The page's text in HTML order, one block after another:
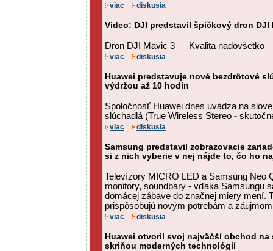
viac diskusia
Video: DJI predstavil špičkový dron DJI
Dron DJI Mavic 3 — Kvalita nadovšetko
viac diskusia
Huawei predstavuje nové bezdrôtové
výdržou až 10 hodín
Spoločnosť Huawei dnes uvádza na
slúchadlá (True Wireless Stereo -
viac diskusia
Samsung predstavil zobrazovacie
si z nich vyberie v nej nájde to, čo ho
Televízory MICRO LED a Samsung Neo
monitory, soundbary - vďaka Samsungu
domácej zábave do značnej miery mení.
prispôsobujú novým potrebám a
viac diskusia
Huawei otvoril svoj najväčší obchod na
skriňou moderných technológií